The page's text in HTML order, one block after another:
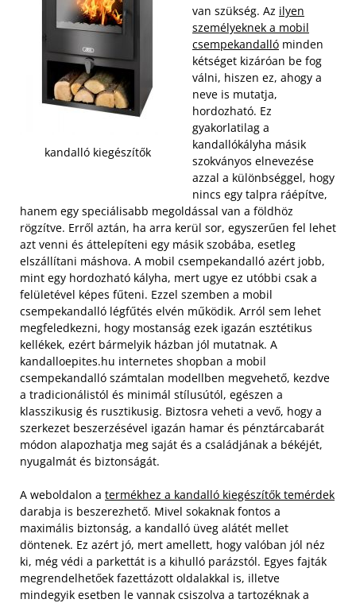
kandalló kiegészítők
van szükség. Az ilyen
személyeknek a mobil
csempekandalló minden
kétséget kizáróan be fog
válni, hiszen ez, ahogy a
neve is mutatja,
hordozható. Ez
gyakorlatilag a
kandallókályha másik
szokványos elnevezése
azzal a különbséggel, hogy
nincs egy talpra ráépítve,
hanem egy speciálisabb megoldással van a földhöz
rögzítve. Erről aztán, ha arra kerül sor, egyszerűen fel lehet
azt venni és áttelepíteni egy másik szobába, esetleg
elszállítani máshova. A mobil csempekandalló azért jobb,
mint egy hordozható kályha, mert ugye ez utóbbi csak a
felületével képes fűteni. Ezzel szemben a mobil
csempekandalló légfűtés elvén működik. Arról sem lehet
megfeledkezni, hogy mostanság ezek igazán esztétikus
kellékek, ezért bármelyik házban jól mutatnak. A
kandalloepites.hu internetes shopban a mobil
csempekandalló számtalan modellben megvehető, kezdve
a tradicionálistól és minimál stílusútól, egészen a
klasszikusig és rusztikusig. Biztosra veheti a vevő, hogy a
szerkezet beszerzésével igazán hamar és pénztárcabarát
módon alapozhatja meg saját és a családjának a békéjét,
nyugalmát és biztonságát.
A weboldalon a termékhez a kandalló kiegészítők temérdek
darabja is beszerezhető. Mivel sokaknak fontos a
maximális biztonság, a kandalló üveg alátét mellet
döntenek. Ez azért jó, mert amellett, hogy valóban jól néz
ki, még védi a parkettát is a kihulló parázstól. Egyes fajták
megrendelhetőek fazettázott oldalakkal is, illetve
mindegyik esetben le vannak csiszolva a tartozéknak a